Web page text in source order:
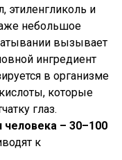
этиленгликоль и
небольшое
вызывает
ингредиент
в организме
которые
глаз.
– 30–100
к